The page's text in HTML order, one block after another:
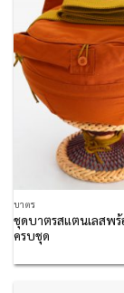
บาตร
ชุดบาตรสแตนเลสพ
ครบชุด